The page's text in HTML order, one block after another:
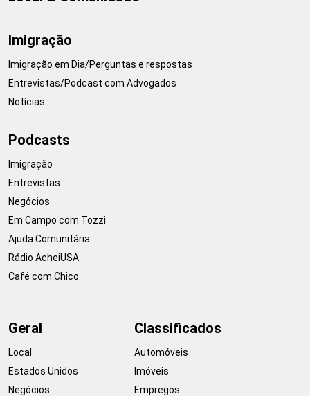
Imigração
Imigração em Dia/Perguntas e respostas
Entrevistas/Podcast com Advogados
Notícias
Podcasts
Imigração
Entrevistas
Negócios
Em Campo com Tozzi
Ajuda Comunitária
Rádio AcheiUSA
Café com Chico
Geral
Local
Estados Unidos
Negócios
Classificados
Automóveis
Imóveis
Empregos